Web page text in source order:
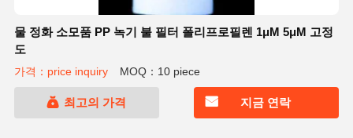
물 정화 소모품 PP 녹기 불 필터 폴리프로필렌 1μM 5μM 고정
도
가격：price inquiry MOQ：10 piece
최고의 가격 지금 연락